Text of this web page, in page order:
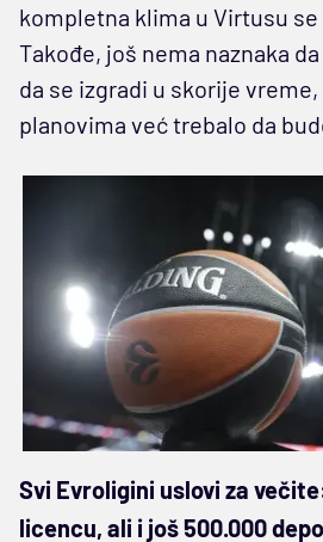
kompletna klima u Virtusu
Takođe, još nema naznaka
da se izgradi u skorije
planovima već trebalo da
Svi Evroligini uslovi za
licencu, ali i još 500.000